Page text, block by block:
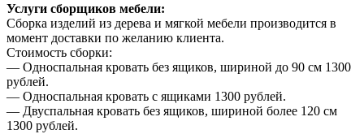
Услуги сборщиков мебели:
Сборка изделий из дерева и мягкой мебели производится в
момент доставки по желанию клиента.
Стоимость сборки:
— Односпальная кровать без ящиков, шириной до 90 см 1300
рублей.
— Односпальная кровать с ящиками 1300 рублей.
— Двуспальная кровать без ящиков, шириной более 120 см
1300 рублей.